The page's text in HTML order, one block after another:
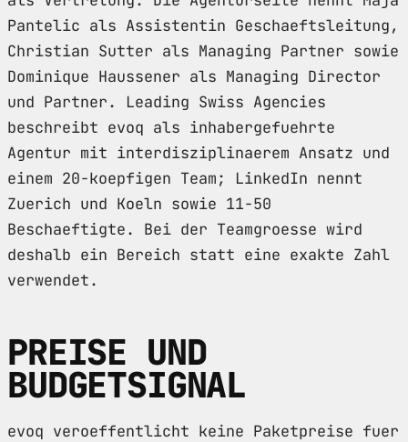
Pantelic als Assistentin Geschaeftsleitung,
Christian Sutter als Managing Partner sowie
Dominique Haussener als Managing Director
und Partner. Leading Swiss Agencies
beschreibt evoq als inhabergefuehrte
Agentur mit interdisziplinaerem Ansatz und
einem 20-koepfigen Team; LinkedIn nennt
Zuerich und Koeln sowie 11-50
Beschaeftigte. Bei der Teamgroesse wird
deshalb ein Bereich statt eine exakte Zahl
verwendet.
PREISE UND
BUDGETSIGNAL
evoq veroeffentlicht keine Paketpreise fuer